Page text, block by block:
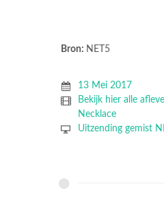
Bron: NET5
13 Mei 2017
Bekijk hier alle
Necklace
Uitzending gemist